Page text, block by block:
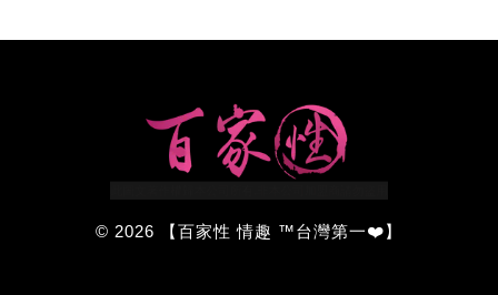
© 2026 【百家性 情趣 ™台灣第一❤️】